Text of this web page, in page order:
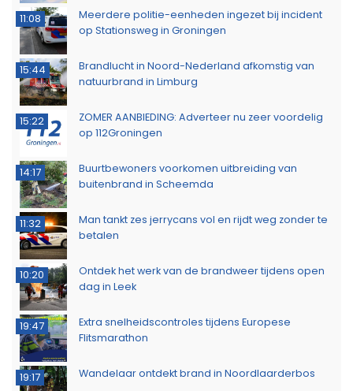
11:08
Meerdere politie-eenheden ingezet bij incident
op Stationsweg in Groningen
15:44
Brandlucht in Noord-Nederland afkomstig van
natuurbrand in Limburg
15:22
ZOMER AANBIEDING: Adverteer nu zeer voordelig
op 112Groningen
14:17
Buurtbewoners voorkomen uitbreiding van
buitenbrand in Scheemda
11:32
Man tankt zes jerrycans vol en rijdt weg zonder te
betalen
10:20
Ontdek het werk van de brandweer tijdens open
dag in Leek
19:47
Extra snelheidscontroles tijdens Europese
Flitsmarathon
19:17 Wandelaar ontdekt brand in Noordlaarderbos